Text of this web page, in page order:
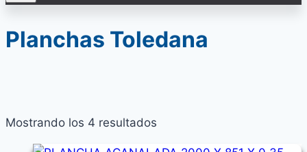
Planchas Toledana
Mostrando los 4 resultados